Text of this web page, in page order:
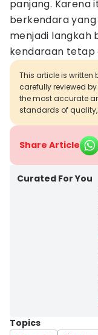
panjang. Karena
berkendara
menjadi langkah
kendaraan tetap
This article is written
carefully reviewed
the most accurate
standards of
Share Article
Curated For You
Topics